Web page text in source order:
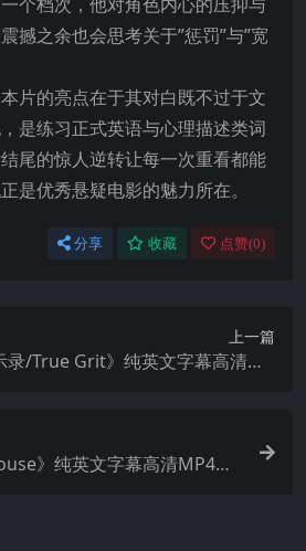
撼之余也会思考关于”惩罚”与”宽
片的亮点在于其对白既不过于文
是练习正式英语与心理描述类词
尾的惊人逆转让每一次重看都能
是优秀悬疑电影的魅力所在。
分享 收藏 点赞(0)
上一篇
录/True Grit》纯英文字幕高清MP
》纯英文字幕高清MP4下